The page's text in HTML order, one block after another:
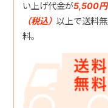
い上げ代金が5,500円
（税込） 以上で送料無
料。